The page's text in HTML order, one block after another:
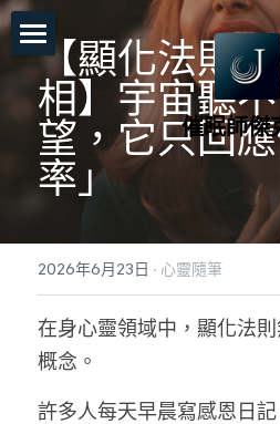
催眠師傑
首頁
關於老師
一對一服務
催眠服務
頌缽及量子觸療
自我催眠工作坊
前世今生工作坊
催眠師培訓課程
NGH催眠師證照班
免費講座
【顯化法則
相】宇宙聽
望，它只回
率」
2026年6月23日 · 心靈隨筆
在身心靈領域中，顯化法
概念。
許多人每天早晨寫感恩日
商品分
所有商品分類